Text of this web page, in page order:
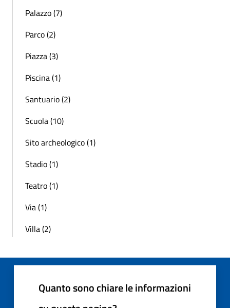
Palazzo (7)
Parco (2)
Piazza (3)
Piscina (1)
Santuario (2)
Scuola (10)
Sito archeologico (1)
Stadio (1)
Teatro (1)
Via (1)
Villa (2)
Quanto sono chiare le informazioni